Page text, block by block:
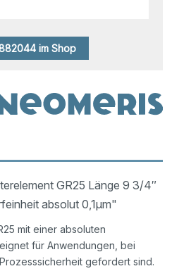
im Shop
GR25 Länge 9 3/4″
absolut 0,1µm"
mit einer absoluten
für Anwendungen, bei
gefordert sind.